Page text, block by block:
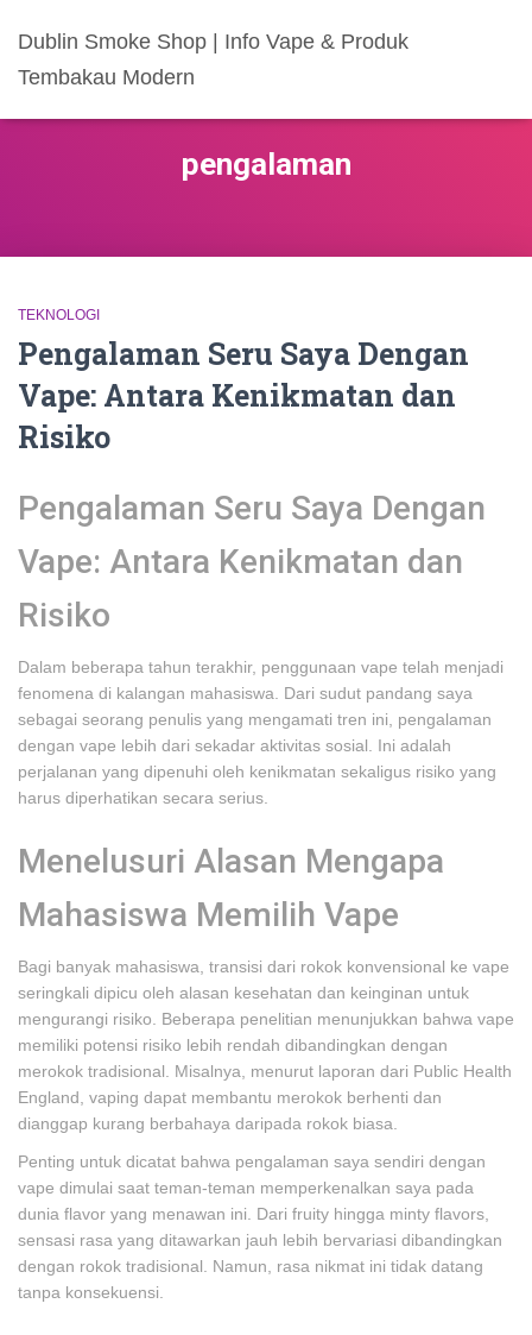
Dublin Smoke Shop | Info Vape & Produk
Tembakau Modern
pengalaman
TEKNOLOGI
Pengalaman Seru Saya Dengan
Vape: Antara Kenikmatan dan
Risiko
Pengalaman Seru Saya Dengan
Vape: Antara Kenikmatan dan
Risiko
Dalam beberapa tahun terakhir, penggunaan vape telah menjadi
fenomena di kalangan mahasiswa. Dari sudut pandang saya
sebagai seorang penulis yang mengamati tren ini, pengalaman
dengan vape lebih dari sekadar aktivitas sosial. Ini adalah
perjalanan yang dipenuhi oleh kenikmatan sekaligus risiko yang
harus diperhatikan secara serius.
Menelusuri Alasan Mengapa
Mahasiswa Memilih Vape
Bagi banyak mahasiswa, transisi dari rokok konvensional ke vape
seringkali dipicu oleh alasan kesehatan dan keinginan untuk
mengurangi risiko. Beberapa penelitian menunjukkan bahwa vape
memiliki potensi risiko lebih rendah dibandingkan dengan
merokok tradisional. Misalnya, menurut laporan dari Public Health
England, vaping dapat membantu merokok berhenti dan
dianggap kurang berbahaya daripada rokok biasa.
Penting untuk dicatat bahwa pengalaman saya sendiri dengan
vape dimulai saat teman-teman memperkenalkan saya pada
dunia flavor yang menawan ini. Dari fruity hingga minty flavors,
sensasi rasa yang ditawarkan jauh lebih bervariasi dibandingkan
dengan rokok tradisional. Namun, rasa nikmat ini tidak datang
tanpa konsekuensi.